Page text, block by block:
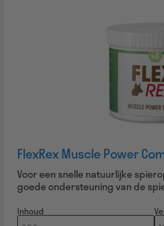
FlexRex Muscle Power
Voor een snelle natuurlijke
goede ondersteuning van de
Inhoud